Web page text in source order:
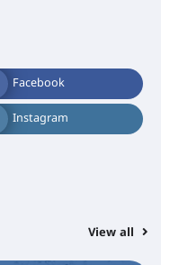
Facebook
Instagram
View all
നിന്ന്
എൻ. ആര്യ
ചെയ്യുന്നു